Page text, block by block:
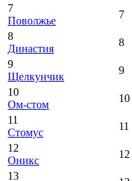
7
Поволжье
7
8
Династия
8
9
Щелкунчик
9
10
Ом-стом
10
11
Стомус
11
12
Оникс
12
13